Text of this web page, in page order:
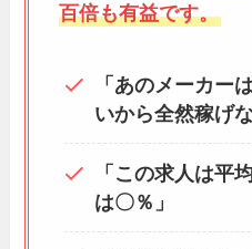
百倍も有益です。
「あのメーカー
いから全然稼げな
「この求人は平
は〇％」